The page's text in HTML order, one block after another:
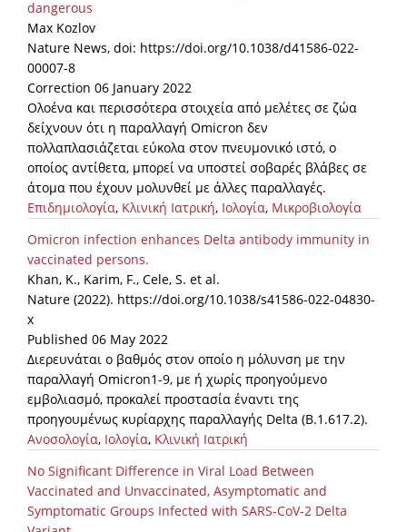
dangerous
Max Kozlov
Nature News, doi: https://doi.org/10.1038/d41586-022-
00007-8
Correction 06 January 2022
Ολοένα και περισσότερα στοιχεία από μελέτες σε ζώα
δείχνουν ότι η παραλλαγή Omicron δεν
πολλαπλασιάζεται εύκολα στον πνευμονικό ιστό, ο
οποίος αντίθετα, μπορεί να υποστεί σοβαρές βλάβες σε
άτομα που έχουν μολυνθεί με άλλες παραλλαγές.
Επιδημιολογία, Κλινική Ιατρική, Ιολογία, Μικροβιολογία
Omicron infection enhances Delta antibody immunity in
vaccinated persons.
Khan, K., Karim, F., Cele, S. et al.
Nature (2022). https://doi.org/10.1038/s41586-022-04830-
x
Published 06 May 2022
Διερευνάται ο βαθμός στον οποίο η μόλυνση με την
παραλλαγή Omicron1-9, με ή χωρίς προηγούμενο
εμβολιασμό, προκαλεί προστασία έναντι της
προηγουμένως κυρίαρχης παραλλαγής Delta (B.1.617.2).
Ανοσολογία, Ιολογία, Κλινική Ιατρική
No Significant Difference in Viral Load Between
Vaccinated and Unvaccinated, Asymptomatic and
Symptomatic Groups Infected with SARS-CoV-2 Delta